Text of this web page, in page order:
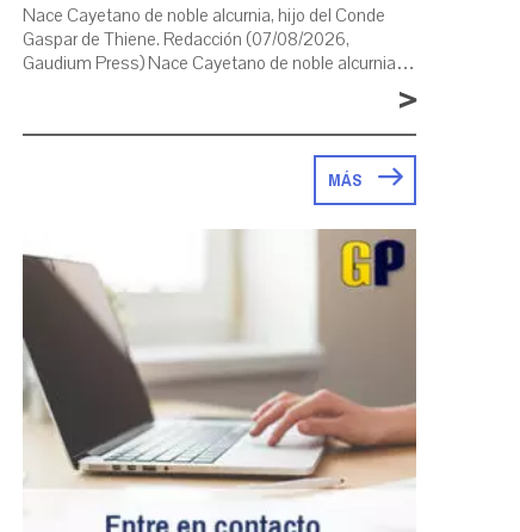
Nace Cayetano de noble alcurnia, hijo del Conde
Gaspar de Thiene. Redacción (07/08/2026,
Gaudium Press) Nace Cayetano de noble alcurnia…
>
MÁS